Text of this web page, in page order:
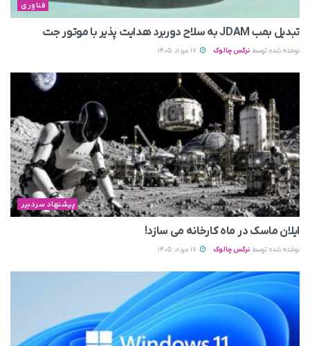
فناوری
تبدیل بمب JDAM به سلاح دوربرد هدایت پذیر با موتور جت
نوشته شده توسط نرگس چالوک
پیشنهاد سردبیر
ایلان ماسک در ماه کارخانه می سازد!
نوشته شده توسط نرگس چالوک